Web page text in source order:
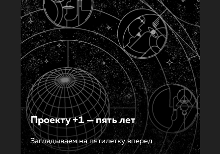
Проекту +1 — пять лет
Заглядываем на пятилетку вперед